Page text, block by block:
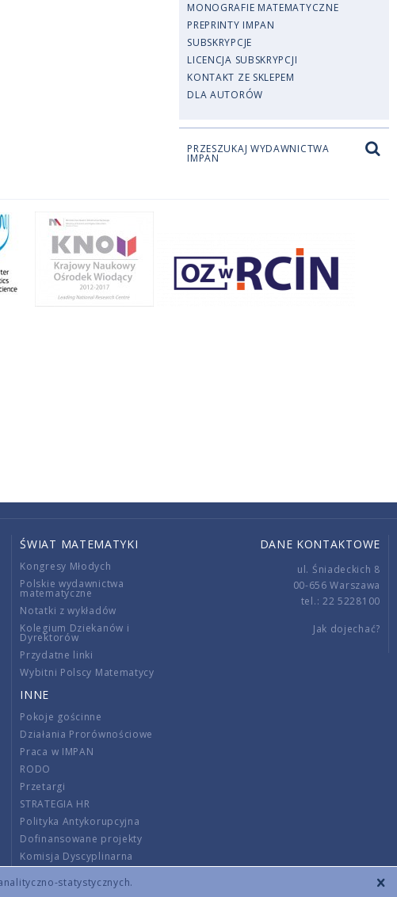
statystycznych.
MONOGRAFIE MATEMATYCZNE
PREPRINTY IMPAN
SUBSKRYPCJE
LICENCJA SUBSKRYPCJI
KONTAKT ZE SKLEPEM
DLA AUTORÓW
PRZESZUKAJ WYDAWNICTWA
IMPAN
ŚWIAT MATEMATYKI
Kongresy Młodych
Polskie wydawnictwa
matematyczne
Notatki z wykładów
Kolegium Dziekanów i
Dyrektorów
Przydatne linki
Wybitni Polscy Matematycy
INNE
Pokoje gościnne
Działania Prorównościowe
Praca w IMPAN
RODO
Przetargi
STRATEGIA HR
Polityka Antykorupcyjna
Dofinansowane projekty
Komisja Dyscyplinarna
Wnoszenie opłat
DANE KONTAKTOWE
ul. Śniadeckich 8
00-656 Warszawa
tel.: 22 5228100
Jak dojechać?